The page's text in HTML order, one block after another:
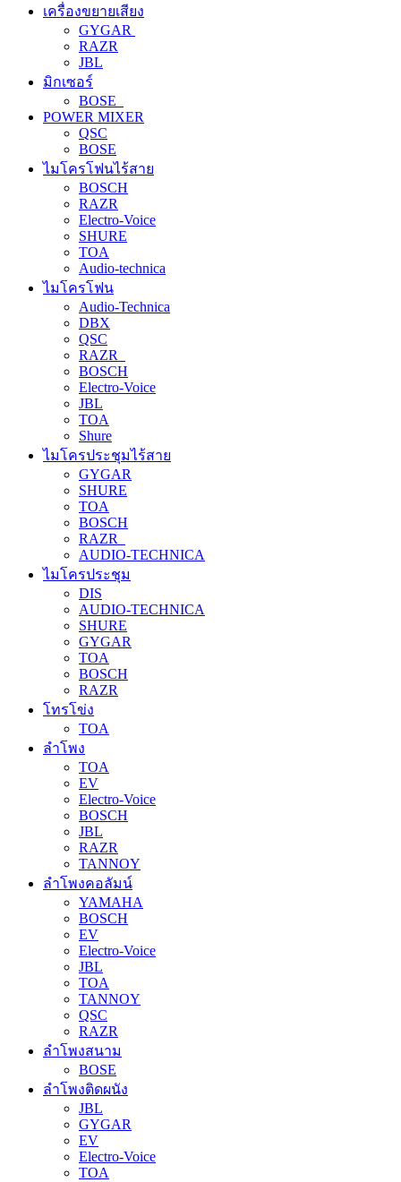
เครื่องขยายเสียง
GYGAR
RAZR
JBL
มิกเซอร์
BOSE
POWER MIXER
QSC
BOSE
ไมโครโฟนไร้สาย
BOSCH
RAZR
Electro-Voice
SHURE
TOA
Audio-technica
ไมโครโฟน
Audio-Technica
DBX
QSC
RAZR
BOSCH
Electro-Voice
JBL
TOA
Shure
ไมโครประชุมไร้สาย
GYGAR
SHURE
TOA
BOSCH
RAZR
AUDIO-TECHNICA
ไมโครประชุม
DIS
AUDIO-TECHNICA
SHURE
GYGAR
TOA
BOSCH
RAZR
โทรโข่ง
TOA
ลำโพง
TOA
EV
Electro-Voice
BOSCH
JBL
RAZR
TANNOY
ลำโพงคอลัมน์
YAMAHA
BOSCH
EV
Electro-Voice
JBL
TOA
TANNOY
QSC
RAZR
ลำโพงสนาม
BOSE
ลำโพงติดผนัง
JBL
GYGAR
EV
Electro-Voice
TOA